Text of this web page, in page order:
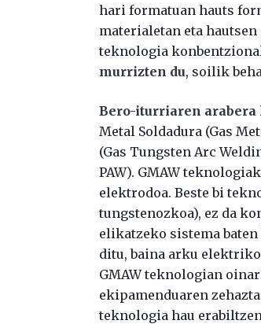
hari formatuan hauts
materialetan eta
teknologia
murrizten du, soilik
Bero-iturriaren arabera
Metal Soldadura (Gas
(Gas Tungsten Arc
PAW). GMAW
elektrodoa. Beste bi
tungstenozkoa), ez da
elikatzeko sistema
ditu, baina arku
GMAW teknologian
ekipamenduaren
teknologia hau